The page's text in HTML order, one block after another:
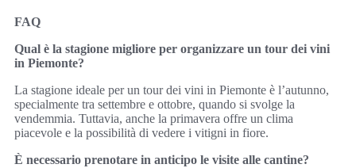
FAQ
Qual è la stagione migliore per organizzare un tour dei vini
in Piemonte?
La stagione ideale per un tour dei vini in Piemonte è l’autunno,
specialmente tra settembre e ottobre, quando si svolge la
vendemmia. Tuttavia, anche la primavera offre un clima
piacevole e la possibilità di vedere i vitigni in fiore.
È necessario prenotare in anticipo le visite alle cantine?